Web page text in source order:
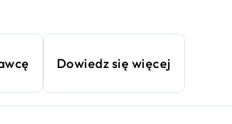
Dowiedz się więcej